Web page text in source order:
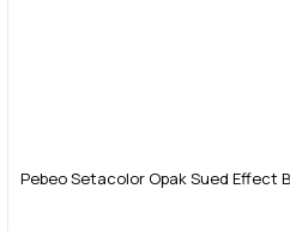
Pebeo Setacolor Opak Sued Effect